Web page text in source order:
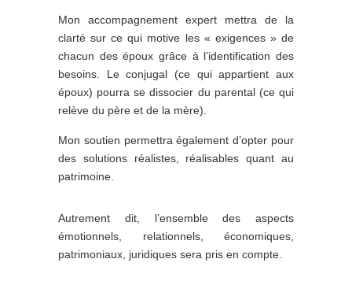
Mon accompagnement expert mettra de la
clarté sur ce qui motive les « exigences » de
chacun des époux grâce à l’identification des
besoins. Le conjugal (ce qui appartient aux
époux) pourra se dissocier du parental (ce qui
relève du père et de la mère).
Mon soutien permettra également d’opter pour
des solutions réalistes, réalisables quant au
patrimoine.
Autrement dit, l’ensemble des aspects
émotionnels, relationnels, économiques,
patrimoniaux, juridiques sera pris en compte.